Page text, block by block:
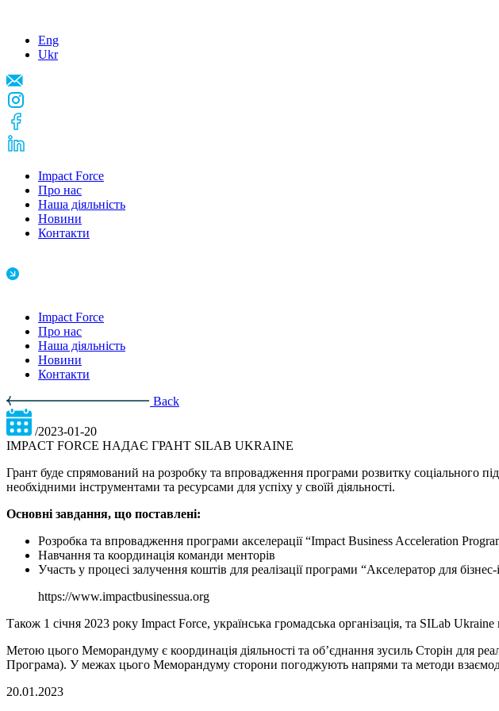
Eng
Ukr
Impact Force
Про нас
Наша діяльність
Новини
Контакти
Impact Force
Про нас
Наша діяльність
Новини
Контакти
Back
/2023-01-20
IMPACT FORCE НАДАЄ ГРАНТ SILAB UKRAINE
Грант буде спрямований на розробку та впровадження програми розвитку соціального
необхідними інструментами та ресурсами для успіху у своїй діяльності.
Основні завдання, що поставлені:
Розробка та впровадження програми акселерації “Impact Business Acceleration
Навчання та координація команди менторів
Участь у процесі залучення коштів для реалізації програми “Акселератор для
https://www.impactbusinessua.org
Також 1 січня 2023 року Impact Force, українська громадська організація, та SILab
Метою цього Меморандуму є координація діяльності та об’єднання зусиль Сторін для
Програма). У межах цього Меморандуму сторони погоджують напрями та методи
20.01.2023